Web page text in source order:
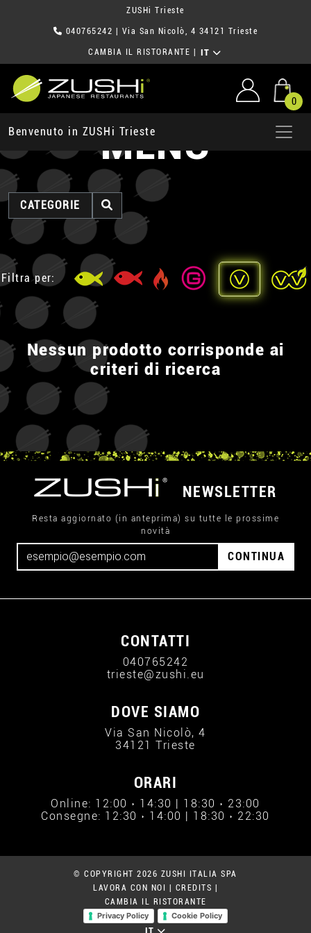
ZUSHi Trieste
040765242 | Via San Nicolò, 4 34121 Trieste
CAMBIA IL RISTORANTE IT
0
Benvenuto in ZUSHi TriesteMENU
CATEGORIE
Filtra per:
Nessun prodotto corrisponde ai
criteri di ricerca
NEWSLETTER
Resta aggiornato (in anteprima) su tutte le prossime
novità
CONTINUA
CONTATTI
040765242
trieste@zushi.eu
DOVE SIAMO
Via San Nicolò, 4
34121 Trieste
ORARI
Online: 12:00 › 14:30 | 18:30 › 23:00
Consegne: 12:30 › 14:00 | 18:30 › 22:30
© COPYRIGHT 2026 ZUSHI ITALIA SPA
LAVORA CON NOI
CREDITS
CAMBIA IL RISTORANTE
Privacy Policy
Cookie Policy